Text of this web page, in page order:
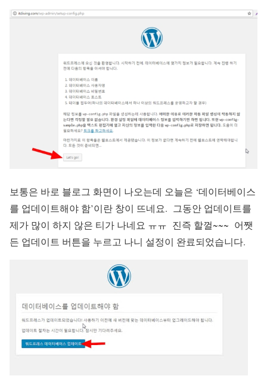
보통은 바로 블로그 화면이 나오는데 오늘은 ‘데이터베이스
를 업데이트해야 함’이란 창이 뜨네요. 그동안 업데이트를
제가 많이 하지 않은 티가 나네요 ㅠㅠ 진즉 할껄~~~ 어쨋
든 업데이트 버튼을 누르고 나니 설정이 완료되었습니다.